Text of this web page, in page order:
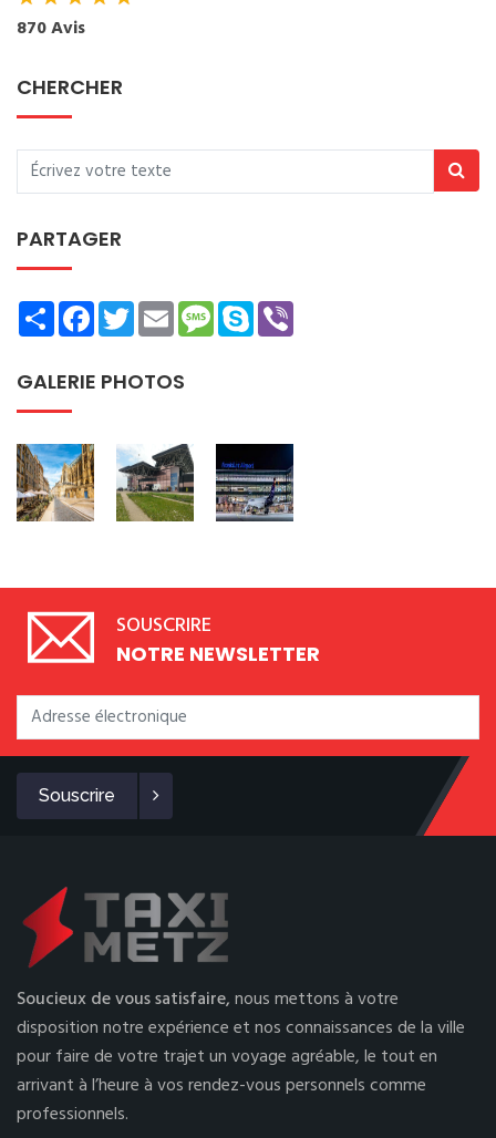
870 Avis
CHERCHER
PARTAGER
ShareFacebookTwitterEmailMessage
Skype
GALERIE PHOTOS
SOUSCRIRE
NOTRE NEWSLETTER
Souscrire
Soucieux de vous satisfaire,nous mettons à votre
disposition notre expérience et nos connaissances de la ville
pour faire de votre trajet un voyage agréable, le tout en
arrivant à l’heure à vos rendez-vous personnels comme
professionnels.